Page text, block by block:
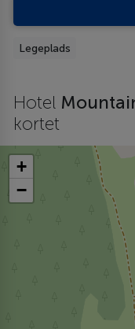
Legeplads
Hotel
kortet
+
−